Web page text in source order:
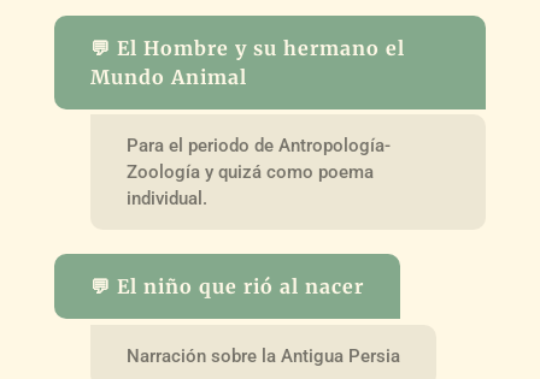
💬 El Hombre y su hermano el
Mundo Animal
Para el periodo de Antropología-
Zoología y quizá como poema
individual.
💬 El niño que rió al nacer
Narración sobre la Antigua Persia